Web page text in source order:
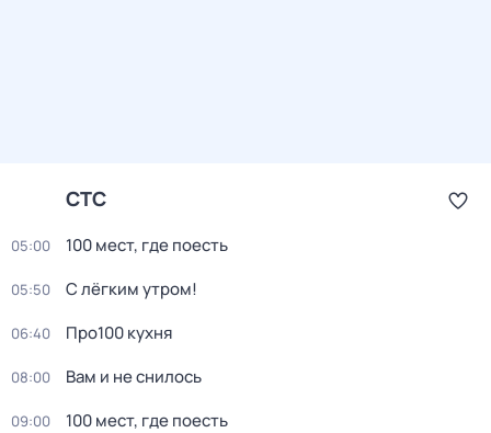
СТС
05:00 100 мест, где поесть
05:50 С лёгким утром!
06:40 Про100 кухня
08:00 Вам и не снилось
09:00 100 мест, где поесть